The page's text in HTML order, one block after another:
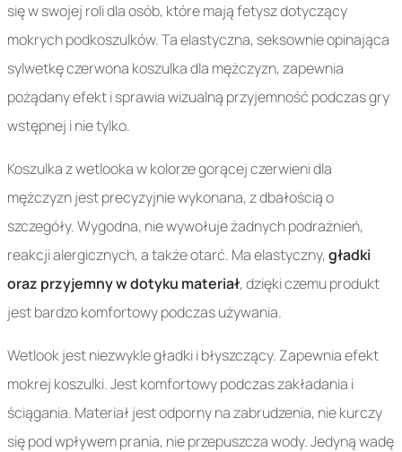
się w swojej roli dla osób, które mają fetysz dotyczący
mokrych podkoszulków. Ta elastyczna, seksownie opinająca
sylwetkę czerwona koszulka dla mężczyzn, zapewnia
pożądany efekt i sprawia wizualną przyjemność podczas gry
wstępnej i nie tylko.
Koszulka z wetlooka w kolorze gorącej czerwieni dla
mężczyzn jest precyzyjnie wykonana, z dbałością o
szczegóły. Wygodna, nie wywołuje żadnych podrażnień,
reakcji alergicznych, a także otarć. Ma elastyczny, gładki
oraz przyjemny w dotyku materiał, dzięki czemu produkt
jest bardzo komfortowy podczas używania.
Wetlook jest niezwykle gładki i błyszczący. Zapewnia efekt
mokrej koszulki. Jest komfortowy podczas zakładania i
ściągania. Materiał jest odporny na zabrudzenia, nie kurczy
się pod wpływem prania, nie przepuszcza wody. Jedyną wadę